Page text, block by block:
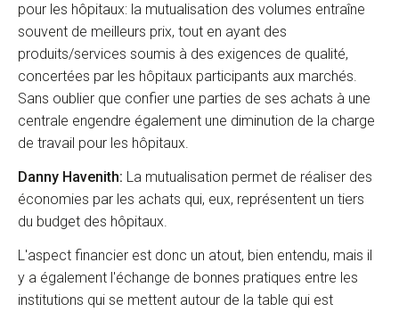
pour les hôpitaux: la mutualisation des volumes entraîne
souvent de meilleurs prix, tout en ayant des
produits/services soumis à des exigences de qualité,
concertées par les hôpitaux participants aux marchés.
Sans oublier que confier une parties de ses achats à une
centrale engendre également une diminution de la charge
de travail pour les hôpitaux.
Danny Havenith: La mutualisation permet de réaliser des
économies par les achats qui, eux, représentent un tiers
du budget des hôpitaux.
L'aspect financier est donc un atout, bien entendu, mais il
y a également l'échange de bonnes pratiques entre les
institutions qui se mettent autour de la table qui est